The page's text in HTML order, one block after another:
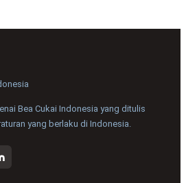
Bea Cukai Indonesia yang ditulis
yang berlaku di Indonesia.